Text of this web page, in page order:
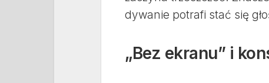
dywanie potrafi stać się
„Bez ekranu” i